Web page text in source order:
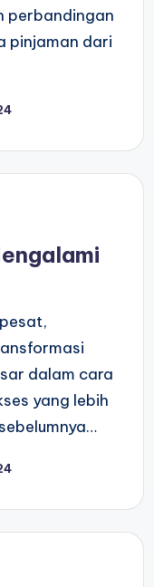
perbandingan
pinjaman dari
dalam cara
yang lebih